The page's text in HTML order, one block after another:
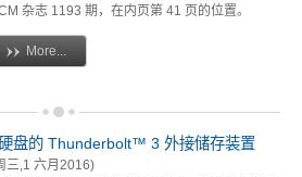
杂志 1193 期，在内页第 41 页的位置。
More...
盘的 Thunderbolt™ 3 外接储存装置
三,1 六月2016)